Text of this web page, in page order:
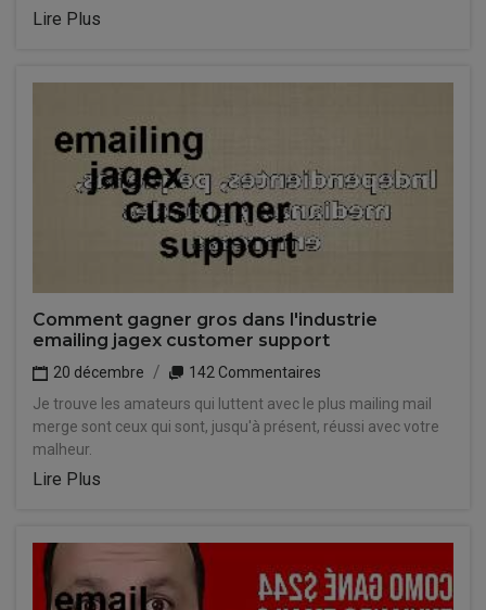
Lire Plus
Comment gagner gros dans l'industrie
emailing jagex customer support
20 décembre
142 Commentaires
Je trouve les amateurs qui luttent avec le plus mailing mail
merge sont ceux qui sont, jusqu'à présent, réussi avec votre
malheur.
Lire Plus